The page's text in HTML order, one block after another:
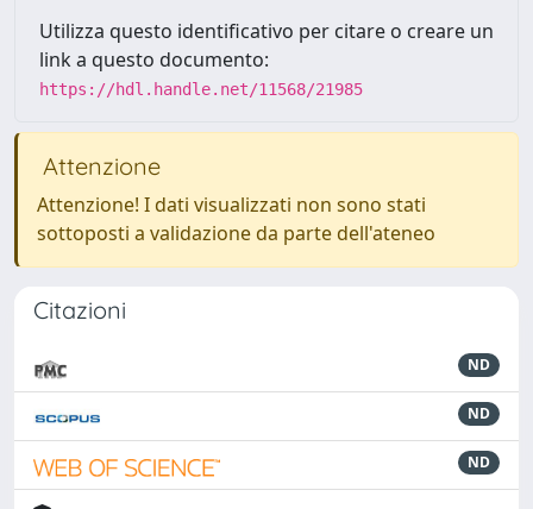
Utilizza questo identificativo per citare o creare un
link a questo documento:
https://hdl.handle.net/11568/21985
Attenzione
Attenzione! I dati visualizzati non sono stati
sottoposti a validazione da parte dell'ateneo
Citazioni
ND
ND
ND